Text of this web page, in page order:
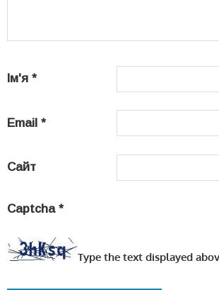
Ім'я *
Email *
Сайт
Captcha *
Type the text displayed